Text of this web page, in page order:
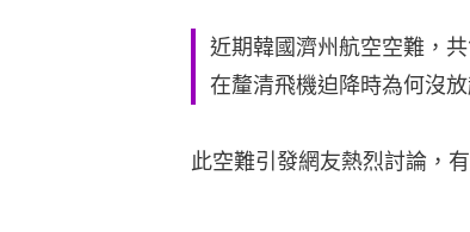
近期韓國濟州航空空難，
在釐清飛機迫降時為何沒
此空難引發網友熱烈討論，